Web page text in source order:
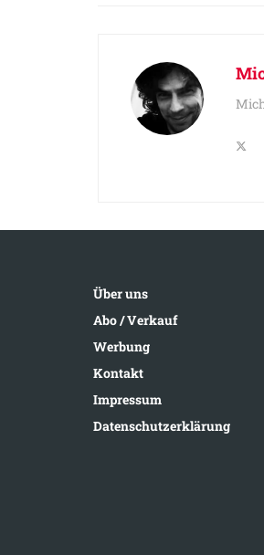
Über uns
Abo / Verkauf
Werbung
Kontakt
Impressum
Datenschutzerklärung